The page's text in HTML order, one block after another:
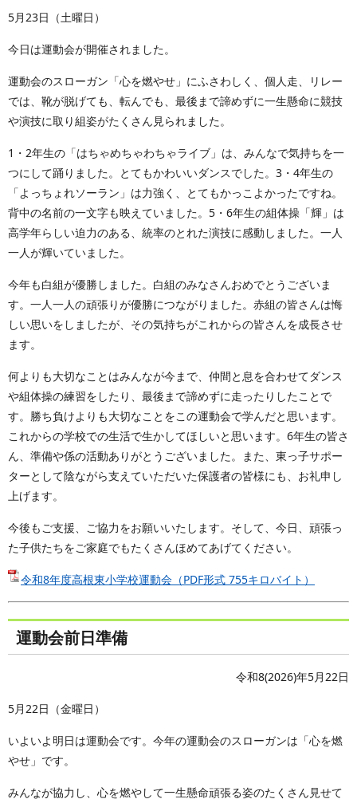
5月23日（土曜日）
今日は運動会が開催されました。
運動会のスローガン「心を燃やせ」にふさわしく、個人走、リレー
では、靴が脱げても、転んでも、最後まで諦めずに一生懸命に競技
や演技に取り組姿がたくさん見られました。
1・2年生の「はちゃめちゃわちゃライブ」は、みんなで気持ちを一
つにして踊りました。とてもかわいいダンスでした。3・4年生の
「よっちょれソーラン」は力強く、とてもかっこよかったですね。
背中の名前の一文字も映えていました。5・6年生の組体操「輝」は
高学年らしい迫力のある、統率のとれた演技に感動しました。一人
一人が輝いていました。
今年も白組が優勝しました。白組のみなさんおめでとうございま
す。一人一人の頑張りが優勝につながりました。赤組の皆さんは悔
しい思いをしましたが、その気持ちがこれからの皆さんを成長させ
ます。
何よりも大切なことはみんなが今まで、仲間と息を合わせてダンス
や組体操の練習をしたり、最後まで諦めずに走ったりしたことで
す。勝ち負けよりも大切なことをこの運動会で学んだと思います。
これからの学校での生活で生かしてほしいと思います。6年生の皆さ
ん、準備や係の活動ありがとうございました。また、東っ子サポー
ターとして陰ながら支えていただいた保護者の皆様にも、お礼申し
上げます。
今後もご支援、ご協力をお願いいたします。そして、今日、頑張っ
た子供たちをご家庭でもたくさんほめてあげてください。
令和8年度高根東小学校運動会（PDF形式 755キロバイト）
運動会前日準備
令和8(2026)年5月22日
5月22日（金曜日）
いよいよ明日は運動会です。今年の運動会のスローガンは「心を燃
やせ」です。
みんなが協力し、心を燃やして一生懸命頑張る姿のたくさん見せて